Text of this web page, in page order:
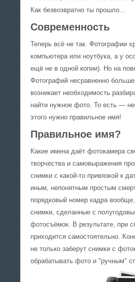
Как безвозвратно ты прошло...
Современность
Теперь всё не так. Фотографии
компьютера или ноутбука, а у
ещё не в одной копии). Но на
Фотографий несравненно
возникает необходимость
найти нужное фото. То есть —
этого нужно правильное имя!
Правильное имя?
Какие имена даёт фотокамера
творчества и самовыражения
снимки с какой-то привязкой к
иным, непонятным простым
порядковый номер кадра
снимки, сделанные с
фотосъёмок. В результате, при
приходится самостоятельно.
не только заберут снимки с
обрабатывать фото и "ручным"